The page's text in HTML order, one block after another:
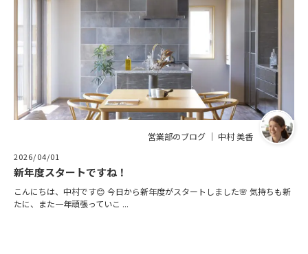
営業部のブログ ｜ 中村 美香
2026/04/01
新年度スタートですね！
こんにちは、中村です😊 今日から新年度がスタートしました🌸 気持ちも新
たに、また一年頑張っていこ ...